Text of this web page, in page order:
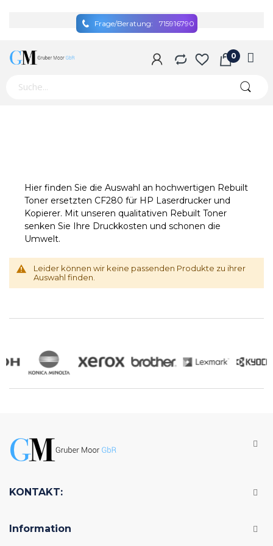
Frage/Beratung: 715916790
Hier finden Sie die Auswahl an hochwertigen Rebuilt
Toner ersetzten CF280 für HP Laserdrucker und
Kopierer. Mit unseren qualitativen Rebuilt Toner
senken Sie Ihre Druckkosten und schonen die
Umwelt.
Leider können wir keine passenden Produkte zu ihrer
Auswahl finden.
KONTAKT:
Information